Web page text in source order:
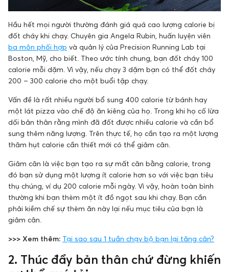
Hầu hết mọi người thường đánh giá quá cao lượng calorie bị
đốt cháy khi chạy. Chuyên gia Angela Rubin, huấn luyện viên
ba môn phối hợp và quản lý của Precision Running Lab tại
Boston, Mỹ, cho biết. Theo ước tính chung, bạn đốt cháy 100
calorie mỗi dặm. Vì vậy, nếu chạy 3 dặm bạn có thể đốt cháy
200 – 300 calorie cho một buổi tập chạy.
Vấn đề là rất nhiều người bổ sung 400 calorie từ bánh hay
một lát pizza vào chế độ ăn kiêng của họ. Trong khi họ cố lừa
dối bản thân rằng mình đã đốt được nhiều calorie và cần bổ
sung thêm năng lượng. Trên thực tế, họ cần tạo ra một lượng
thâm hụt calorie cần thiết mới có thể giảm cân.
Giảm cân là việc bạn tạo ra sự mất cân bằng calorie, trong
đó bạn sử dụng một lượng ít calorie hơn so với việc bạn tiêu
thụ chúng, ví dụ 200 calorie mỗi ngày. Vì vậy, hoàn toàn bình
thường khi bạn thèm một ít đồ ngọt sau khi chạy. Bạn cần
phải kiềm chế sự thèm ăn này lại nếu mục tiêu của bạn là
giảm cân.
>>> Xem thêm: Tại sao sau 1 tuần chạy bộ bạn lại tăng cân?
2. Thúc đẩy bản thân chứ đừng khiến